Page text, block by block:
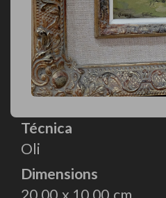
Técnica
Oli
Dimensions